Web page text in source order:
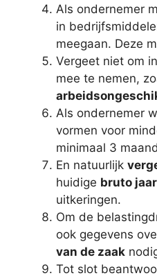
Als ondernemer
in
meegaan. Deze
Vergeet niet om
mee te nemen,
Als ondernemer
vormen voor
minimaal 3
En natuurlijk
huidige bruto
uitkeringen.
Om de
ook gegevens
van de zaak
Tot slot